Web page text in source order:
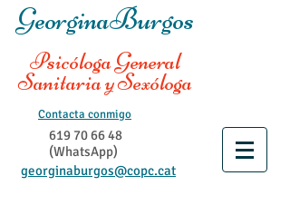
GeorginaBurgos
Psicóloga General
Sanitaria y Sexóloga
Contacta conmigo
619 70 66 48
(WhatsApp)
georginaburgos@copc.cat